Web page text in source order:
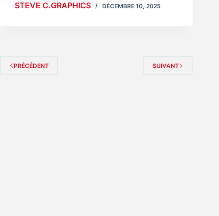
STEVE C.GRAPHICS
DÉCEMBRE 10, 2025
PRÉCÉDENT SUIVANT